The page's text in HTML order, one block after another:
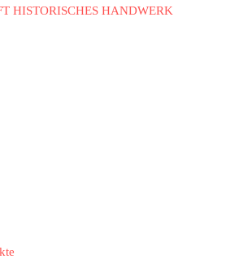
HISTORISCHES HANDWERK